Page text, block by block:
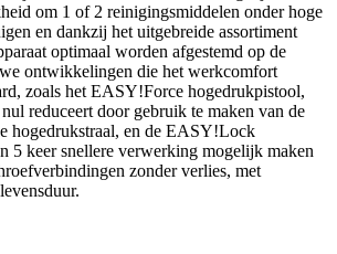
om 1 of 2 reinigingsmiddelen onder hoge
en dankzij het uitgebreide assortiment
optimaal worden afgestemd op de
ontwikkelingen die het werkcomfort
zoals het EASY!Force hogedrukpistool,
reduceert door gebruik te maken van de
hogedrukstraal, en de EASY!Lock
5 keer snellere verwerking mogelijk maken
zonder verlies, met